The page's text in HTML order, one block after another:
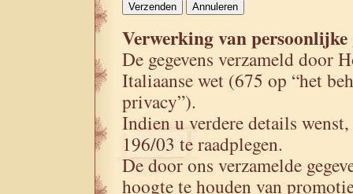
Verwerking van persoonlijke
De gegevens verzameld door
Italiaanse wet (675 op “het
privacy”).
Indien u verdere details
196/03 te raadplegen.
De door ons verzamelde
hoogte te houden van